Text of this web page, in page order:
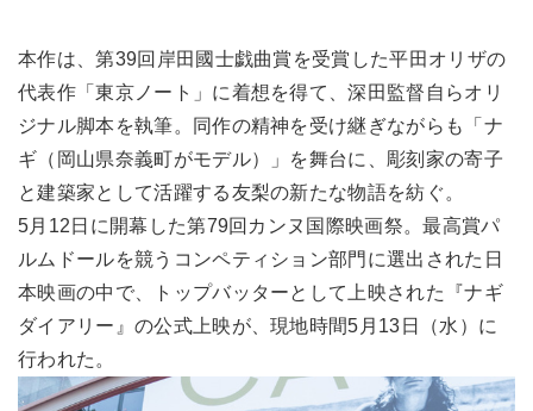
本作は、第39回岸田國士戯曲賞を受賞した平田オリザの
代表作「東京ノート」に着想を得て、深田監督自らオリ
ジナル脚本を執筆。同作の精神を受け継ぎながらも「ナ
ギ（岡山県奈義町がモデル）」を舞台に、彫刻家の寄子
と建築家として活躍する友梨の新たな物語を紡ぐ。
5月12日に開幕した第79回カンヌ国際映画祭。最高賞パ
ルムドールを競うコンペティション部門に選出された日
本映画の中で、トップバッターとして上映された『ナギ
ダイアリー』の公式上映が、現地時間5月13日（水）に
行われた。